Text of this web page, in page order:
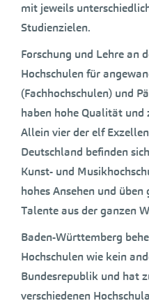
mit jeweils
Studienzielen.
Forschung und Lehre an
Hochschulen für
(Fachhochschulen) und
haben hohe Qualität und
Allein vier der elf
Deutschland befinden
Kunst- und
hohes Ansehen und
Talente aus der ganzen
Baden-Württemberg
Hochschulen wie kein
Bundesrepublik und hat
verschiedenen